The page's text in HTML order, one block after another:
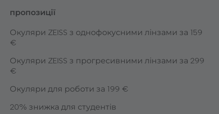
пропозиції
Окуляри ZEISS з однофокусними лінзами за 159
€
Окуляри ZEISS з прогресивними лінзами за 299
€
Окуляри для роботи за 199 €
20% знижка для студентів